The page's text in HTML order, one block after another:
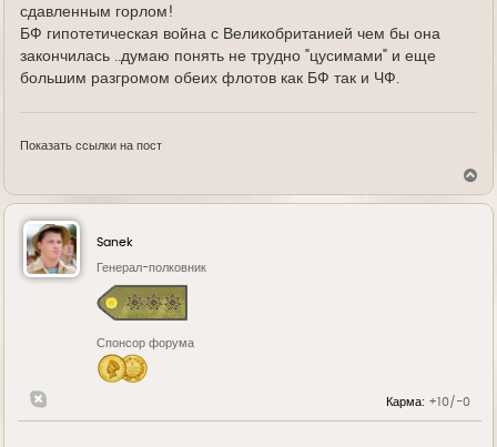
сдавленным горлом!
БФ гипотетическая война с Великобританией чем бы она
закончилась ..думаю понять не трудно "цусимами" и еще
большим разгромом обеих флотов как БФ так и ЧФ.
Показать ссылки на пост
р
Sanek
Генерал-полковник
Спонсор форума
Карма: +10/-0